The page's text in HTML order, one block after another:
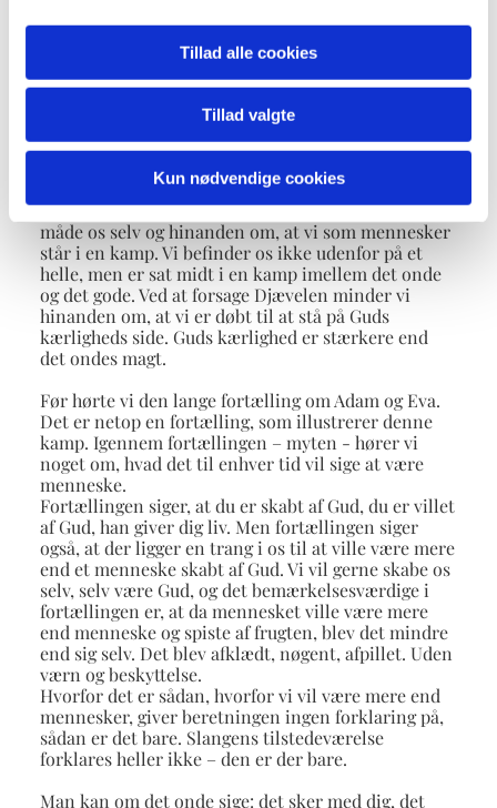
Tillad alle cookies
Tillad valgte
Kun nødvendige cookies
Jesus er fyldt af Helligåndens kraft efter sin dåb,
som vi hørte om Fastelavns søndag, til at sige nej til
Djævelens fristelser, sige nej til det onde. Han går
foran os og viser en vej, så vi også med ham kan sige
nej til det ondes fristelser i vores liv.
Ligesom vi gør i Trosbekendelsen, når vi siger: Vi
forsager Djævelen og alle hans gerninger og alt hans
væsen. Vi siger nej til alt det, der vil ødelægge livet –
også når det tager sit tag i os – og minder på den
måde os selv og hinanden om, at vi som mennesker
står i en kamp. Vi befinder os ikke udenfor på et
helle, men er sat midt i en kamp imellem det onde
og det gode. Ved at forsage Djævelen minder vi
hinanden om, at vi er døbt til at stå på Guds
kærligheds side. Guds kærlighed er stærkere end
det ondes magt.
Før hørte vi den lange fortælling om Adam og Eva.
Det er netop en fortælling, som illustrerer denne
kamp. Igennem fortællingen – myten - hører vi
noget om, hvad det til enhver tid vil sige at være
menneske.
Fortællingen siger, at du er skabt af Gud, du er villet
af Gud, han giver dig liv. Men fortællingen siger
også, at der ligger en trang i os til at ville være mere
end et menneske skabt af Gud. Vi vil gerne skabe os
selv, selv være Gud, og det bemærkelsesværdige i
fortællingen er, at da mennesket ville være mere
end menneske og spiste af frugten, blev det mindre
end sig selv. Det blev afklædt, nøgent, afpillet. Uden
værn og beskyttelse.
Hvorfor det er sådan, hvorfor vi vil være mere end
mennesker, giver beretningen ingen forklaring på,
sådan er det bare. Slangens tilstedeværelse
forklares heller ikke – den er der bare.
Man kan om det onde sige: det sker med dig, det